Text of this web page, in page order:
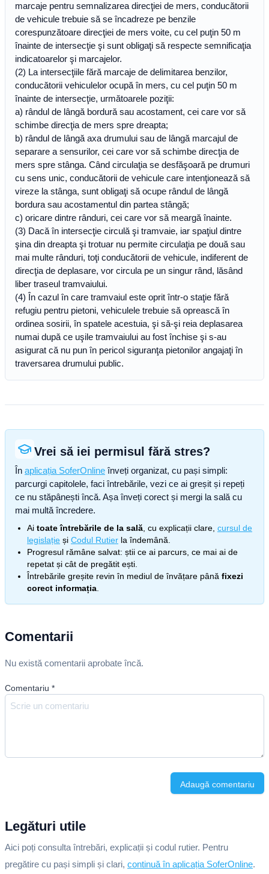
marcaje pentru semnalizarea direcţiei de mers, conducătorii
de vehicule trebuie să se încadreze pe benzile
corespunzătoare direcţiei de mers voite, cu cel puţin 50 m
înainte de intersecţie şi sunt obligaţi să respecte semnificaţia
indicatoarelor şi marcajelor.
(2) La intersecţiile fără marcaje de delimitarea benzilor,
conducătorii vehiculelor ocupă în mers, cu cel puţin 50 m
înainte de intersecţie, următoarele poziţii:
a) rândul de lângă bordură sau acostament, cei care vor să
schimbe direcţia de mers spre dreapta;
b) rândul de lângă axa drumului sau de lângă marcajul de
separare a sensurilor, cei care vor să schimbe direcţia de
mers spre stânga. Când circulaţia se desfăşoară pe drumuri
cu sens unic, conducătorii de vehicule care intenţionează să
vireze la stânga, sunt obligaţi să ocupe rândul de lângă
bordura sau acostamentul din partea stângă;
c) oricare dintre rânduri, cei care vor să meargă înainte.
(3) Dacă în intersecţie circulă şi tramvaie, iar spaţiul dintre
şina din dreapta şi trotuar nu permite circulaţia pe două sau
mai multe rânduri, toţi conducătorii de vehicule, indiferent de
direcţia de deplasare, vor circula pe un singur rând, lăsând
liber traseul tramvaiului.
(4) În cazul în care tramvaiul este oprit într-o staţie fără
refugiu pentru pietoni, vehiculele trebuie să oprească în
ordinea sosirii, în spatele acestuia, şi să-şi reia deplasarea
numai după ce uşile tramvaiului au fost închise şi s-au
asigurat că nu pun în pericol siguranţa pietonilor angajaţi în
traversarea drumului public.
Vrei să iei permisul fără stres?
În aplicația SoferOnline înveți organizat, cu pași simpli:
parcurgi capitolele, faci întrebările, vezi ce ai greșit și repeți
ce nu stăpânești încă. Așa înveți corect și mergi la sală cu
mai multă încredere.
Ai toate întrebările de la sală , cu explicații clare, cursul de
legislație și Codul Rutier la îndemână.
Progresul rămâne salvat: știi ce ai parcurs, ce mai ai de
repetat și cât de pregătit ești.
Întrebările greșite revin în mediul de învățare până fixezi
corect informația
Comentarii
Nu există comentarii aprobate încă.
Comentariu *
Adaugă comentariu
Legături utile
Aici poți consulta întrebări, explicații și codul rutier. Pentru
pregătire cu pași simpli și clari, continuă în aplicația SoferOnline.